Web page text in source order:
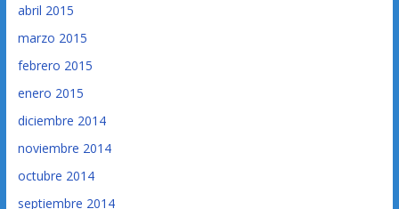
abril 2015
marzo 2015
febrero 2015
enero 2015
diciembre 2014
noviembre 2014
octubre 2014
septiembre 2014